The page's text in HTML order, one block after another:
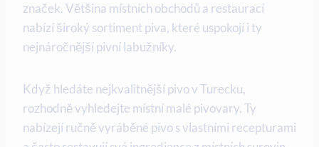
značek. Většina místních obchodů a restaurací
nabízí široký sortiment piva, které uspokojí i ty
nejnáročnější pivní labužníky.
Když hledáte nejkvalitnější pivo v Turecku,
rozhodně vyhledejte místní malé pivovary. Ty
nabízejí ručně vyráběné pivo s vlastními recepturami